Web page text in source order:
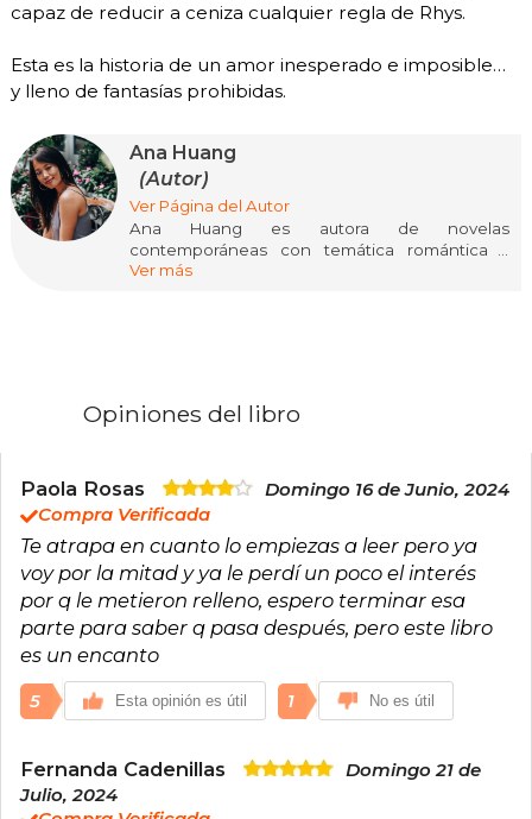
capaz de reducir a ceniza cualquier regla de Rhys.
Esta es la historia de un amor inesperado e imposible…
y lleno de fantasías prohibidas.
Ana Huang
(Autor)
Ver Página del Autor
Ana Huang es autora de novelas
contemporáneas con temática romántica y
erótica. Sus historias pueden ser
mantiene varias relaciones simultáneas con
Ver más
Opiniones del libro
Paola Rosas
Domingo 16 de Junio, 2024
Compra Verificada
Te atrapa en cuanto lo empiezas a leer pero ya
voy por la mitad y ya le perdí un poco el interés
por q le metieron relleno, espero terminar esa
parte para saber q pasa después, pero este libro
es un encanto
5 Esta opinión es útil 1 No es útil
Fernanda Cadenillas
Domingo 21 de
Julio, 2024